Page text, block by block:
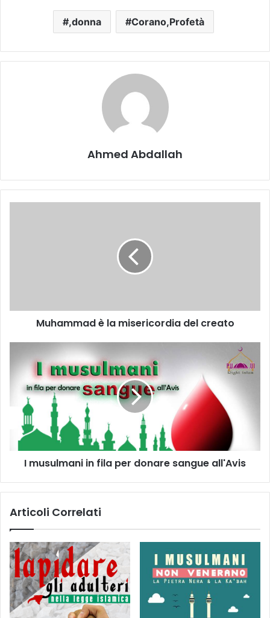
,donna Corano,Profetà
Ahmed Abdallah
Muhammad è la misericordia del creato
I musulmani in fila per donare sangue all'Avis
Articoli Correlati